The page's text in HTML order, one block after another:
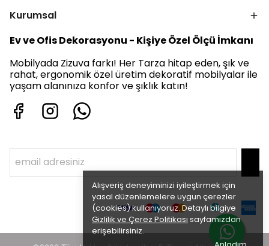
Alışveriş deneyiminizi iyileştirmek için
yasal düzenlemelere uygun çerezler
(cookies) kullanıyoruz. Detaylı bilgiye
Gizlilik ve Çerez Politikası sayfamızdan
erişebilirsiniz.
Kurumsal
Ev ve Ofis Dekorasyonu - Kişiye Özel Ölçü İmkanı
Mobilyada Zizuva farkı! Her Tarza hitap eden, şık ve
rahat, ergonomik özel üretim dekoratif mobilyalar ile
yaşam alanınıza konfor ve şıklık katın!